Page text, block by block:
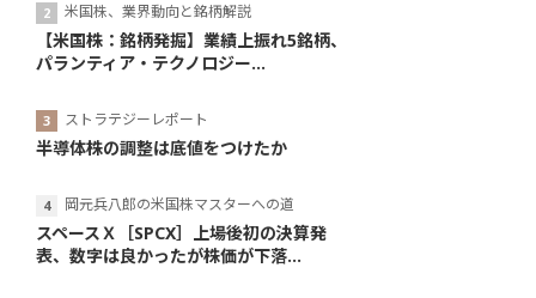
米国株、業界動向と銘柄解説
【米国株：銘柄発掘】業績上振れ5銘柄、
パランティア・テクノロジー...
ストラテジーレポート
半導体株の調整は底値をつけたか
岡元兵八郎の米国株マスターへの道
スペースＸ［SPCX］上場後初の決算発
表、数字は良かったが株価が下落...